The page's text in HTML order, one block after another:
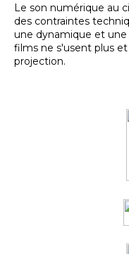
Le son numérique au
des contraintes
une dynamique et
films ne s'usent plus
projection.